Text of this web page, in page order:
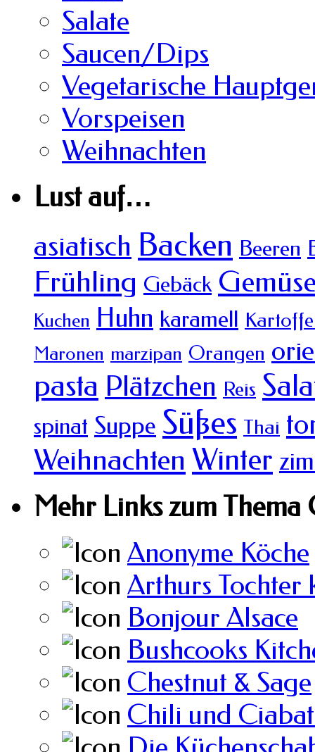
Salate
Saucen/Dips
Vegetarische
Vorspeisen
Weihnachten
Lust auf…
asiatisch Backen Beeren
Frühling Gebäck
Kuchen Huhn karamell
Maronen marzipan Orangen
pasta Plätzchen Reis
spinat Suppe Süßes Thai
Weihnachten Winter
Mehr Links zum Thema
Anonyme Köche
Arthurs Tochter
Bonjour Alsace
Bushcooks
Chestnut & Sage
Chili und